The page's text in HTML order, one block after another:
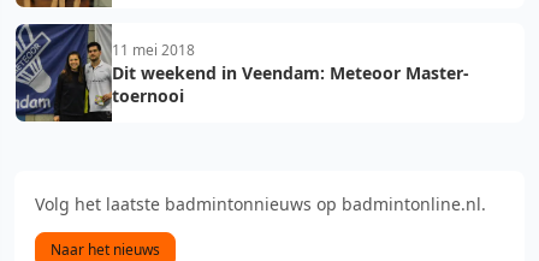
11 mei 2018
Dit weekend in Veendam: Meteoor Master-
toernooi
Volg het laatste badmintonnieuws op badmintonline.nl.
Naar het nieuws